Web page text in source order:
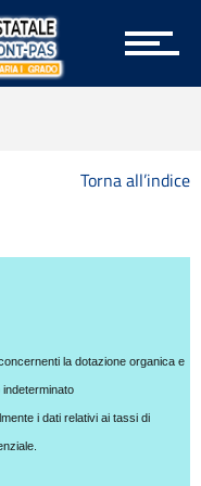
Trasparente
Torna all’indice
la dotazione organica e
i dati relativi ai tassi di